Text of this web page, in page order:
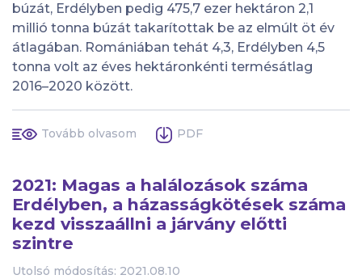
búzát, Erdélyben pedig 475,7 ezer hektáron 2,1
millió tonna búzát takarítottak be az elmúlt öt év
átlagában. Romániában tehát 4,3, Erdélyben 4,5
tonna volt az éves hektáronkénti termésátlag
2016–2020 között.
Tovább olvasom PDF
2021: Magas a halálozások száma
Erdélyben, a házasságkötések száma
kezd visszaállni a járvány előtti
szintre
Utolsó módosítás: 2021.08.10